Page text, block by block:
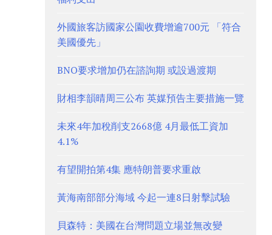
外國旅客訪國家公園收費增逾700元 「符合
美國優先」
BNO要求增加仍在諮詢期 或設過渡期
財相李韻晴周三公布 英媒預告主要措施一覽
未來4年加稅削支2668億 4月最低工資加
4.1%
有望開拍第4集 應特朗普要求重啟
黃海南部部分海域 今起一連8日射擊試驗
貝森特：美國在台灣問題立場並無改變